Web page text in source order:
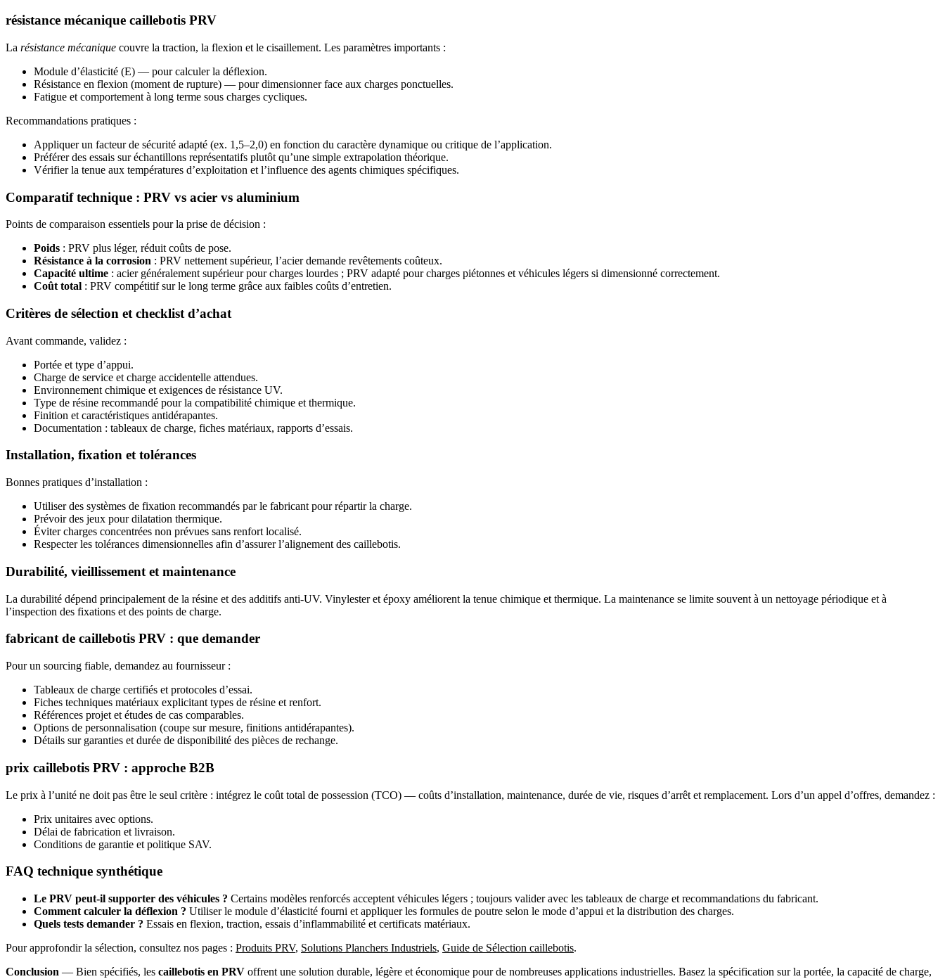
résistance mécanique caillebotis PRV
La résistance mécanique couvre la traction, la flexion et le cisaillement. Les paramètres importants :
Module d’élasticité (E) — pour calculer la déflexion.
Résistance en flexion (moment de rupture) — pour dimensionner face aux charges ponctuelles.
Fatigue et comportement à long terme sous charges cycliques.
Recommandations pratiques :
Appliquer un facteur de sécurité adapté (ex. 1,5–2,0) en fonction du caractère dynamique ou critique de l’application.
Préférer des essais sur échantillons représentatifs plutôt qu’une simple extrapolation théorique.
Vérifier la tenue aux températures d’exploitation et l’influence des agents chimiques spécifiques.
Comparatif technique : PRV vs acier vs aluminium
Points de comparaison essentiels pour la prise de décision :
Poids : PRV plus léger, réduit coûts de pose.
Résistance à la corrosion : PRV nettement supérieur, l’acier demande revêtements coûteux.
Capacité ultime : acier généralement supérieur pour charges lourdes ; PRV adapté pour charges piétonnes et véhicules légers si dimensionné correctement.
Coût total : PRV compétitif sur le long terme grâce aux faibles coûts d’entretien.
Critères de sélection et checklist d’achat
Avant commande, validez :
Portée et type d’appui.
Charge de service et charge accidentelle attendues.
Environnement chimique et exigences de résistance UV.
Type de résine recommandé pour la compatibilité chimique et thermique.
Finition et caractéristiques antidérapantes.
Documentation : tableaux de charge, fiches matériaux, rapports d’essais.
Installation, fixation et tolérances
Bonnes pratiques d’installation :
Utiliser des systèmes de fixation recommandés par le fabricant pour répartir la charge.
Prévoir des jeux pour dilatation thermique.
Éviter charges concentrées non prévues sans renfort localisé.
Respecter les tolérances dimensionnelles afin d’assurer l’alignement des caillebotis.
Durabilité, vieillissement et maintenance
La durabilité dépend principalement de la résine et des additifs anti-UV. Vinylester et époxy améliorent la tenue chimique et thermique. La maintenance se limite souvent à un nettoyage périodique et à
l’inspection des fixations et des points de charge.
fabricant de caillebotis PRV : que demander
Pour un sourcing fiable, demandez au fournisseur :
Tableaux de charge certifiés et protocoles d’essai.
Fiches techniques matériaux explicitant types de résine et renfort.
Références projet et études de cas comparables.
Options de personnalisation (coupe sur mesure, finitions antidérapantes).
Détails sur garanties et durée de disponibilité des pièces de rechange.
prix caillebotis PRV : approche B2B
Le prix à l’unité ne doit pas être le seul critère : intégrez le coût total de possession (TCO) — coûts d’installation, maintenance, durée de vie, risques d’arrêt et remplacement. Lors d’un appel d’offres, demandez :
Prix unitaires avec options.
Délai de fabrication et livraison.
Conditions de garantie et politique SAV.
FAQ technique synthétique
Le PRV peut-il supporter des véhicules ? Certains modèles renforcés acceptent véhicules légers ; toujours valider avec les tableaux de charge et recommandations du fabricant.
Comment calculer la déflexion ? Utiliser le module d’élasticité fourni et appliquer les formules de poutre selon le mode d’appui et la distribution des charges.
Quels tests demander ? Essais en flexion, traction, essais d’inflammabilité et certificats matériaux.
Pour approfondir la sélection, consultez nos pages : Produits PRV, Solutions Planchers Industriels, Guide de Sélection caillebotis.
Conclusion — Bien spécifiés, les caillebotis en PRV offrent une solution durable, légère et économique pour de nombreuses applications industrielles. Basez la spécification sur la portée, la capacité de charge,